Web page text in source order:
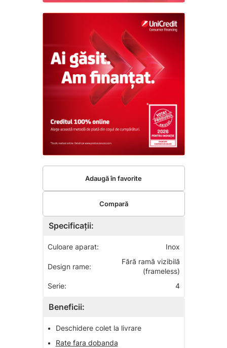
Specificații:
Culoare aparat: Inox
Design rame:
Fără ramă vizibilă
(frameless)
Serie:
4
Beneficii:
•
Deschidere colet la livrare
•
Rate fara dobanda
Adaugă în favorite
Compară